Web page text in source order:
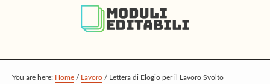
p
t
p
t
p
t
You are here: Home / Lavoro / Lettera di Elogio per il Lavoro Svolto